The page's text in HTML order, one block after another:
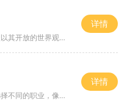
传奇游戏系列自推出以来，便以其开放的世界观和自由度受到玩家的喜爱。在传奇世界中，玩家不仅可以选择不同的职业，如战士、法师和道士，每个职业都有独特的技能和玩法，还能与其他玩家组队，进行团队合作，或者选择单打独斗，体验PK的快感。185版本的崛
详情
在这一游戏中，玩家通常会选择不同的职业，像是战士、法师和道士，每个职业都有其独特的技能和特点。战士以强大的近战能力和高生命值为主，法师则擅长远程魔法攻击，而道士则以辅助和治疗见长。通过选择合适的职业，玩家可以根据自己的游戏风格来进行角色扮演
详情